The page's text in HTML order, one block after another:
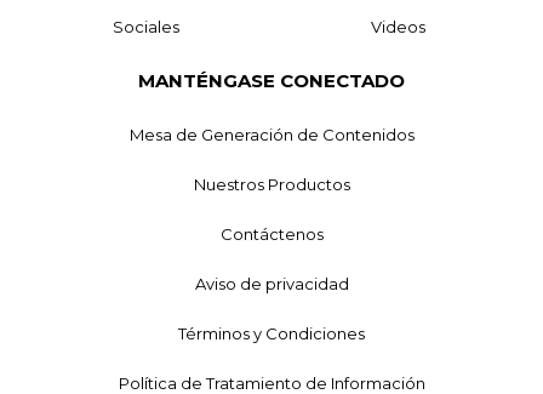
Sociales Videos
MANTÉNGASE CONECTADO
Mesa de Generación de Contenidos
Nuestros Productos
Contáctenos
Aviso de privacidad
Términos y Condiciones
Política de Tratamiento de Información